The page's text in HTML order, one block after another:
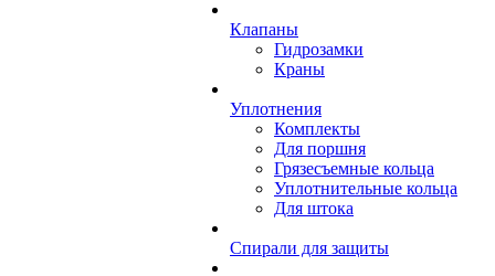
Клапаны
Гидрозамки
Краны
Уплотнения
Комплекты
Для поршня
Грязесъемные кольца
Уплотнительные кольца
Для штока
Спирали для защиты